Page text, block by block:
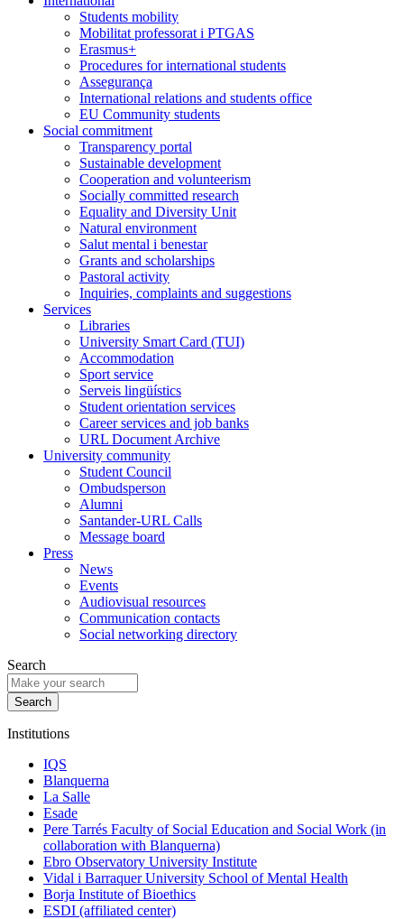
Students mobility
Mobilitat professorat i PTGAS
Erasmus+
Procedures for international students
Assegurança
International relations and students office
EU Community students
Social commitment
Transparency portal
Sustainable development
Cooperation and volunteerism
Socially committed research
Equality and Diversity Unit
Natural environment
Salut mental i benestar
Grants and scholarships
Pastoral activity
Inquiries, complaints and suggestions
Services
Libraries
University Smart Card (TUI)
Accommodation
Sport service
Serveis lingüístics
Student orientation services
Career services and job banks
URL Document Archive
University community
Student Council
Ombudsperson
Alumni
Santander-URL Calls
Message board
Press
News
Events
Audiovisual resources
Communication contacts
Social networking directory
Search
Institutions
IQS
Blanquerna
La Salle
Esade
Pere Tarrés Faculty of Social Education and Social Work (in
collaboration with Blanquerna)
Ebro Observatory University Institute
Vidal i Barraquer University School of Mental Health
Borja Institute of Bioethics
ESDI (affiliated center)